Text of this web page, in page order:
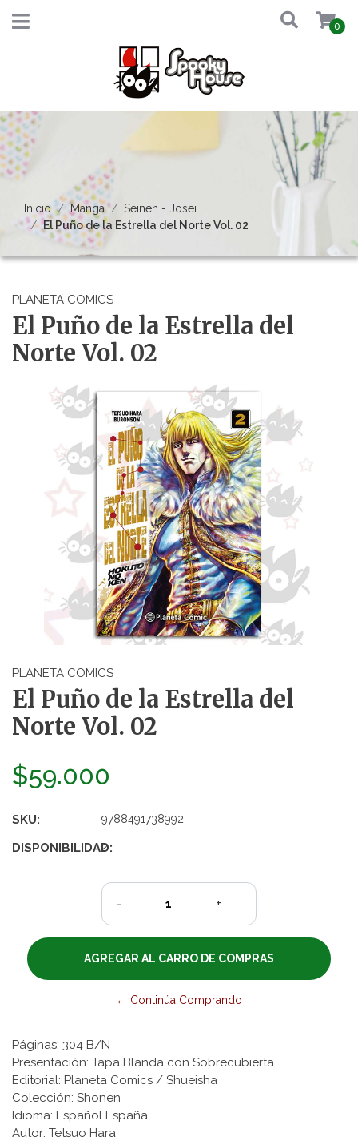
0
Inicio Manga
Seinen - Josei
El Puño de la Estrella del Norte Vol. 02
PLANETA COMICS
El Puño de la Estrella del
Norte Vol. 02
PLANETA COMICS
El Puño de la Estrella del
Norte Vol. 02
$59.000
SKU: 9788491738992
DISPONIBILIDAD:
2
- +
← Continúa Comprando
Páginas: 304 B/N
Presentación: Tapa Blanda con Sobrecubierta
Editorial: Planeta Comics / Shueisha
Colección: Shonen
Idioma: Español España
Autor: Tetsuo Hara